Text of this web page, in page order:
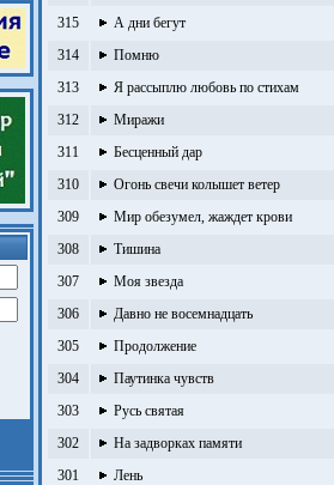
315
А дни бегут
314
Помню
313
Я рассыплю любовь по стихам
312
Миражи
311
Бесценный дар
310
Огонь свечи колышет ветер
309
Мир обезумел, жаждет крови
308
Тишина
307
Моя звезда
306
Давно не восемнадцать
305
Продолжение
304
Паутинка чувств
303
Русь святая
302
На задворках памяти
301
Лень